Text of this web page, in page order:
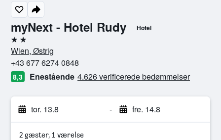
myNext - Hotel Rudy Hotel
2 stjerner
Wien, Østrig
+43 677 6274 0848
8,3 Enestående 4.626 verificerede bedømmelser
tor. 13.8 - fre. 14.8
2 gæster, 1 værelse